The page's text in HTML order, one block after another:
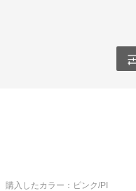
購入したカラー：ピンク/PI